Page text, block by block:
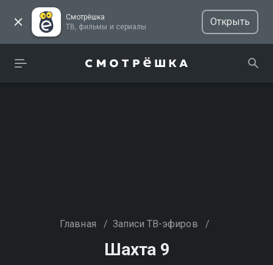
Смотрёшка
ТВ, фильмы и сериалы
Открыть
Главная / Записи ТВ-эфиров /
Шахта 9